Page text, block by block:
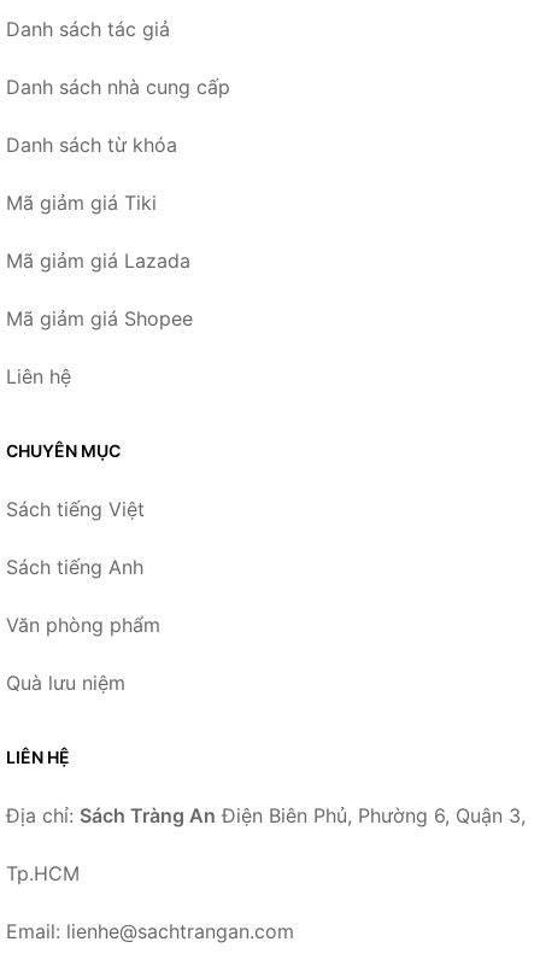
Danh sách tác giả
Danh sách nhà cung cấp
Danh sách từ khóa
Mã giảm giá Tiki
Mã giảm giá Lazada
Mã giảm giá Shopee
Liên hệ
CHUYÊN MỤC
Sách tiếng Việt
Sách tiếng Anh
Văn phòng phẩm
Quà lưu niệm
LIÊN HỆ
Địa chỉ: Sách Tràng An Điện Biên Phủ, Phường 6, Quận 3,
Tp.HCM
Email: lienhe@sachtrangan.com